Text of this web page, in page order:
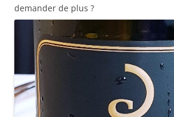
demander de plus ?